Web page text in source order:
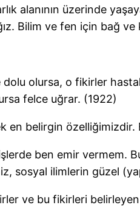
alanının üzerinde
Bilim ve fen için bağ
olursa, o fikirler
felce uğrar. (1922)
en belirgin özelliğimizdir.
ben emir vermem.
sosyal ilimlerin güzel
ve bu fikirleri